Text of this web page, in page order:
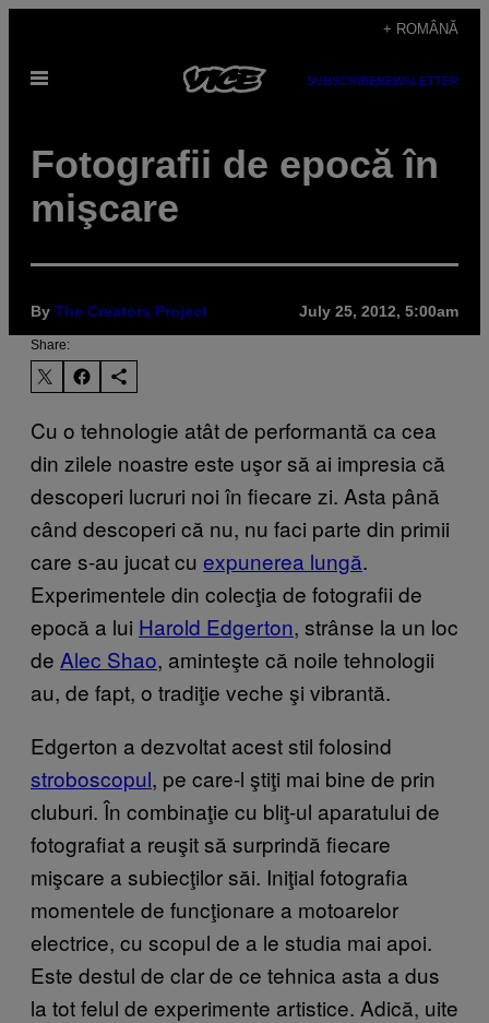
content
+ ROMÂNĂ
Open
SUBSCRIBENEWSLETTER
Fotografii de epocă în
mişcare
By The Creators Project July 25, 2012, 5:00am
Share:
Cu o tehnologie atât de performantă ca cea
din zilele noastre este uşor să ai impresia că
descoperi lucruri noi în fiecare zi. Asta până
când descoperi că nu, nu faci parte din primii
care s-au jucat cu expunerea lungă.
Experimentele din colecţia de fotografii de
epocă a lui Harold Edgerton, strânse la un loc
de Alec Shao, aminteşte că noile tehnologii
au, de fapt, o tradiţie veche şi vibrantă.
Edgerton a dezvoltat acest stil folosind
stroboscopul, pe care-l ştiţi mai bine de prin
cluburi. În combinaţie cu bliţ-ul aparatului de
fotografiat a reuşit să surprindă fiecare
mişcare a subiecţilor săi. Iniţial fotografia
momentele de funcţionare a motoarelor
electrice, cu scopul de a le studia mai apoi.
Este destul de clar de ce tehnica asta a dus
la tot felul de experimente artistice. Adică, uite